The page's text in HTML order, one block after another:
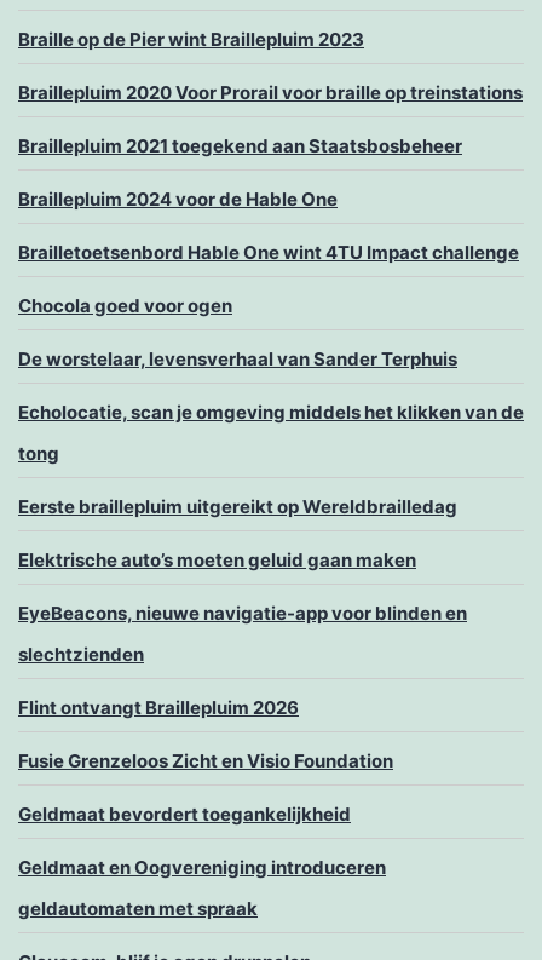
Braille op de Pier wint Braillepluim 2023
Braillepluim 2020 Voor Prorail voor braille op treinstations
Braillepluim 2021 toegekend aan Staatsbosbeheer
Braillepluim 2024 voor de Hable One
Brailletoetsenbord Hable One wint 4TU Impact challenge
Chocola goed voor ogen
De worstelaar, levensverhaal van Sander Terphuis
Echolocatie, scan je omgeving middels het klikken van de
tong
Eerste braillepluim uitgereikt op Wereldbrailledag
Elektrische auto’s moeten geluid gaan maken
EyeBeacons, nieuwe navigatie-app voor blinden en
slechtzienden
Flint ontvangt Braillepluim 2026
Fusie Grenzeloos Zicht en Visio Foundation
Geldmaat bevordert toegankelijkheid
Geldmaat en Oogvereniging introduceren
geldautomaten met spraak